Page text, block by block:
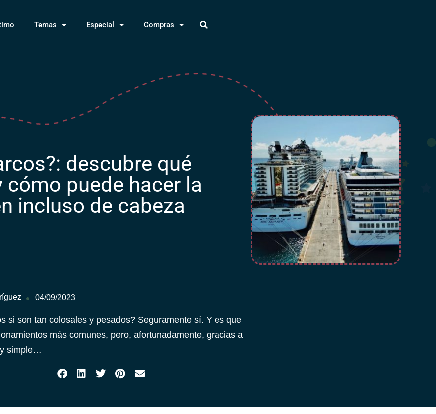
Temas Especial Compras
descubre qué
cómo puede hacer la
incluso de cabeza
04/09/2023
si son tan colosales y pesados? Seguramente sí. Y es que
más comunes, pero, afortunadamente, gracias a
simple…